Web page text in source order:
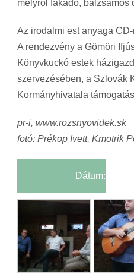
mélyről fakadó, balzsamos
Az irodalmi est anyaga
A rendezvény a Gömöri
Könyvkuckó estek
szervezésében, a Szlovák
Kormányhivatala
pr-i, www.rozsnyovidek.sk
fotó: Prékop Ivett, Kmotrik
Dátum: